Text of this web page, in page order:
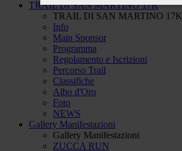
TRAIL DI SAN MARTINO 17K
TRAIL DI SAN MARTINO 17K
Info
Main Sponsor
Programma
Regolamento e Iscrizioni
Percorso Trail
Classifiche
Albo d'Oro
Foto
NEWS
Gallery Manifestazioni
Gallery Manifestazioni
ZUCCA RUN